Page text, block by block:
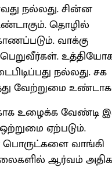
நல்லது. சின்ன
தொழில்
வாக்கு
நல்லது. சக
வேற்றுமை
உழைக்க வேண்டி
ஏற்படும்.
வாங்கி
ஆர்வம்